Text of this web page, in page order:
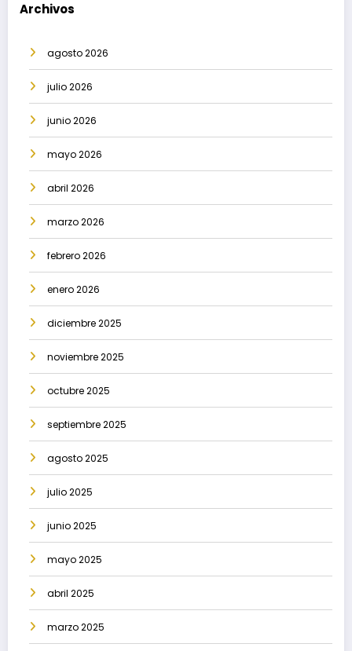
Archivos
agosto 2026
julio 2026
junio 2026
mayo 2026
abril 2026
marzo 2026
febrero 2026
enero 2026
diciembre 2025
noviembre 2025
octubre 2025
septiembre 2025
agosto 2025
julio 2025
junio 2025
mayo 2025
abril 2025
marzo 2025